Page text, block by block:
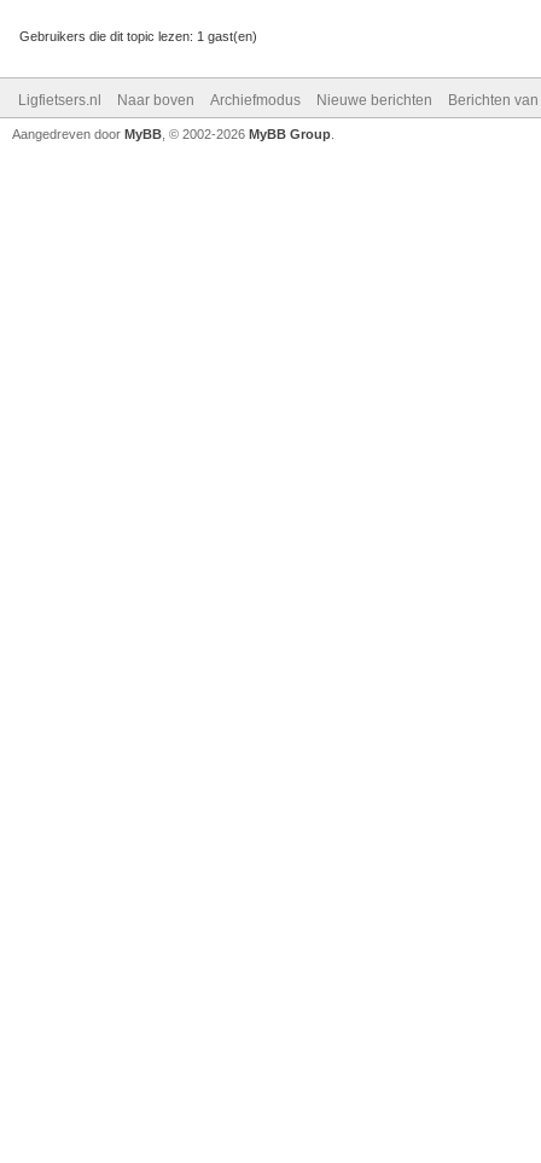
Gebruikers die dit topic lezen: 1 gast(en)
Ligfietsers.nl Naar boven Archiefmodus Nieuwe berichten Berichten
Aangedreven door MyBB , © 2002-2026 MyBB Group